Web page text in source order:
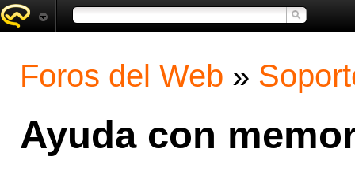
Foros del Web »
Ayuda con